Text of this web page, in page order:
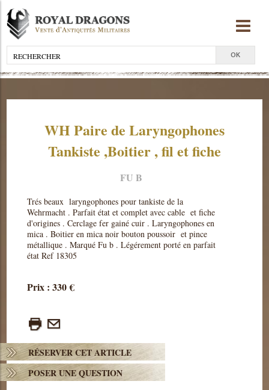
WH Paire de Laryngophones
Tankiste ,Boitier , fil et fiche
FU B
Trés beaux laryngophones pour tankiste de la
Wehrmacht . Parfait état et complet avec cable et fiche
d'origines . Cerclage fer gainé cuir . Laryngophones en
mica . Boitier en mica noir bouton poussoir et pince
métallique . Marqué Fu b . Légérement porté en parfait
état Ref 18305
Prix : 330 €
RÉSERVER CET ARTICLE
POSER UNE QUESTION